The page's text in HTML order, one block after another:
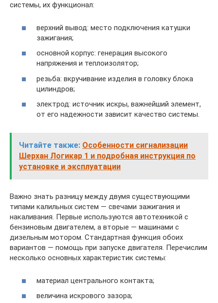
системы, их функционал:
верхний вывод: место подключения катушки
зажигания;
основной корпус: генерация высокого
напряжения и теплоизолятор;
резьба: вкручивание изделия в головку блока
цилиндров;
электрод: источник искры, важнейший элемент,
от его надежности зависит качество системы.
Читайте также: Особенности сигнализации
Шерхан Логикар 1 и подробная инструкция по
установке и эксплуатации
Важно знать разницу между двумя существующими
типами калильных систем — свечами зажигания и
накаливания. Первые используются автотехникой с
бензиновым двигателем, а вторые — машинами с
дизельным мотором. Стандартная функция обоих
вариантов — помощь при запуске двигателя. Перечислим
несколько основных характеристик системы:
материал центрального контакта;
величина искрового зазора;